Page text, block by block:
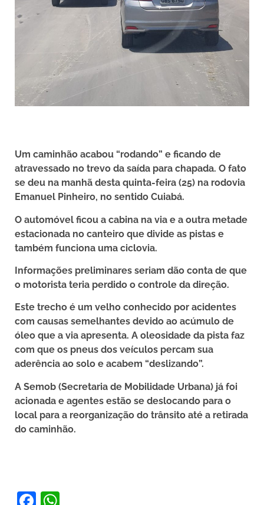
Um caminhão acabou “rodando” e ficando de
atravessado no trevo da saída para chapada. O fato
se deu na manhã desta quinta-feira (25) na rodovia
Emanuel Pinheiro, no sentido Cuiabá.
O automóvel ficou a cabina na via e a outra metade
estacionada no canteiro que divide as pistas e
também funciona uma ciclovia.
Informações preliminares seriam dão conta de que
o motorista teria perdido o controle da direção.
Este trecho é um velho conhecido por acidentes
com causas semelhantes devido ao acúmulo de
óleo que a via apresenta. A oleosidade da pista faz
com que os pneus dos veículos percam sua
aderência ao solo e acabem “deslizando”.
A Semob (Secretaria de Mobilidade Urbana) já foi
acionada e agentes estão se deslocando para o
local para a reorganização do trânsito até a retirada
do caminhão.
Facebook